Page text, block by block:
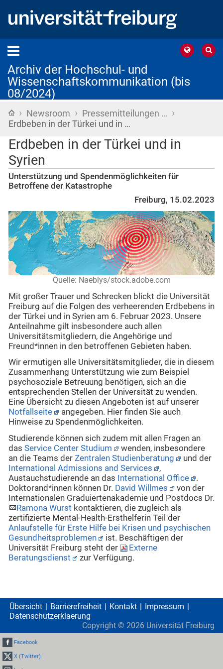
Archiv der Hochschul- und
Wissenschaftskommunikation (bis
08/2024)
Startseite
› Newsroom › Pressemitteilungen … ›
Erdbeben in der Türkei und in …
Erdbeben in der Türkei und in
Syrien
Unterstützung und Spendenmöglichkeiten für
Betroffene der Katastrophe
Freiburg, 15.02.2023
Quelle: Naeblys/stock.adobe.com
Mit großer Trauer und Schrecken blickt die Universität
Freiburg auf die Folgen des verheerenden Erdbebens in
der Türkei und in Syrien am 6. Februar 2023. Unsere
Anteilnahme gilt insbesondere auch allen
Universitätsmitgliedern, die Angehörige und
Freund*innen in den betroffenen Gebieten haben.
Wir ermutigen alle Universitätsmitglieder, die in diesem
Zusammenhang Unterstützung wie zum Beispiel
psychosoziale Betreuung benötigen, sich an die
entsprechenden Stellen der Universität zu wenden.
Eine Übersicht zu diesen Angeboten ist auf unserer
Notfallseite
angegeben. Hier finden Sie auch
Hinweise zu Spendenmöglichkeiten.
Studierende können sich zudem mit allen Fragen an
das Service Center Studium
wenden, insbesondere
an die Teams der Zentralen Studienberatung
und der
International Admissions and Services
,
Austauchstudierende an das International Office
.
Doktorand*innen können Dr. David Willmes
von der
Internationalen Graduiertenakademie und Postdocs Dr.
Ramona Wurst kontaktieren, die zugleich als
zertifizierte Mental-Health-Ersthelferin Teil der
Anlaufstelle für Erste Hilfe bei Krisen und psychischen
Gesundheitsproblemen
ist. Beschäftigen der
Universität Freiburg steht der
Externe
Beratungsdienst
zur Verfügung.
Übersicht Barrierefreiheit Kontakt
Impressum
Datenschutzerklaerung
Copyright © 2026 Universität Freiburg
Facebook
X (Twitter)